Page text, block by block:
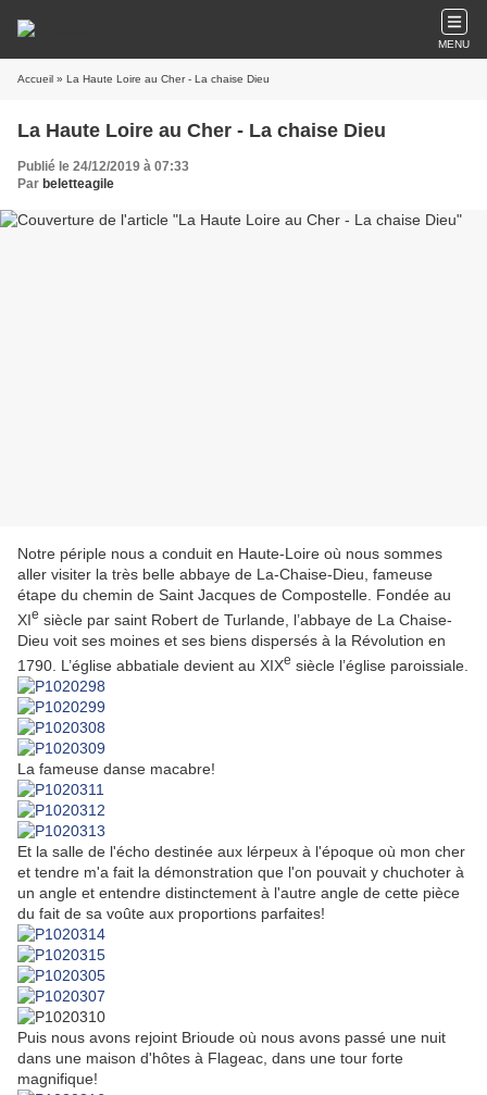
MENU
Accueil » La Haute Loire au Cher - La chaise Dieu
La Haute Loire au Cher - La chaise Dieu
Publié le 24/12/2019 à 07:33
Par beletteagile
Notre périple nous a conduit en Haute-Loire où nous sommes
aller visiter la très belle abbaye de La-Chaise-Dieu, fameuse
étape du chemin de Saint Jacques de Compostelle. Fondée au
XIe siècle par saint Robert de Turlande, l’abbaye de La Chaise-
Dieu voit ses moines et ses biens dispersés à la Révolution en
1790. L’église abbatiale devient au XIXe siècle l’église paroissiale.
La fameuse danse macabre!
Et la salle de l'écho destinée aux lérpeux à l'époque où mon cher
et tendre m'a fait la démonstration que l'on pouvait y chuchoter à
un angle et entendre distinctement à l'autre angle de cette pièce
du fait de sa voûte aux proportions parfaites!
Puis nous avons rejoint Brioude où nous avons passé une nuit
dans une maison d'hôtes à Flageac, dans une tour forte
magnifique!